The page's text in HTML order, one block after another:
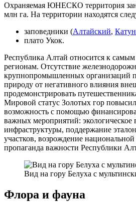
Охраняемая ЮНЕСКО территория
млн га. На территории находятся
заповедники (Алтайский,
плато Укок.
Республика Алтай относится к
регионам. Отсутствие
крупнопромышленных организаций
природу от негативного влияния
продемонстрировать
Мировой статус Золотых гор
возможность с помощью
важных мероприятий: экологическое
инфраструктуры, поддержание
участков, возрождение
пропаганда важности Республики
Вид на гору Белуха с
Флора и фауна